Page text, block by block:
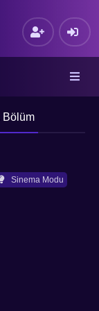
Bölüm
Sinema Modu